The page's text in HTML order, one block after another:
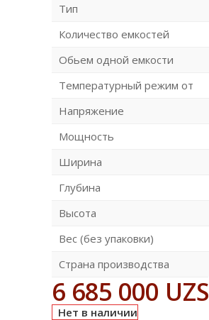
Тип
Количество емкостей
Обьем одной емкости
Температурный режим от
Напряжение
Мощность
Ширина
Глубина
Высота
Вес (без упаковки)
Страна производства
6 685 000 UZS
Нет в наличии